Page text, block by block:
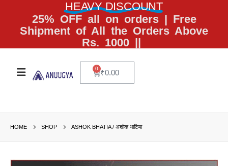
HEAVY DISCOUNT
25% OFF all on orders | Free
Shipment of All the Orders Above
Rs. 1000 ||
₹0.00
0
HOME SHOP ASHOK BHATIA / अशोक भाटिया